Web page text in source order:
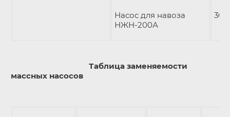
Насос для навоза
НЖН-200А
Таблица заменяемости
массных насосов